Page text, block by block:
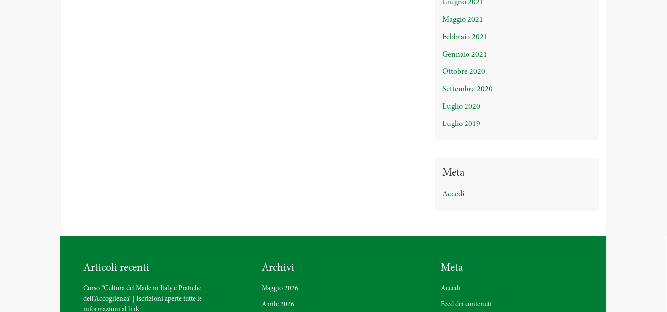
Giugno 2021
Maggio 2021
Febbraio 2021
Gennaio 2021
Ottobre 2020
Settembre 2020
Luglio 2020
Luglio 2019
Meta
Accedi
Articoli recenti
Corso “Cultura del Made in Italy e Pratiche
dell’Accoglienza” | Iscrizioni aperte tutte le
informazioni al link:
Archivi
Maggio 2026
Aprile 2026
Meta
Accedi
Feed dei contenuti